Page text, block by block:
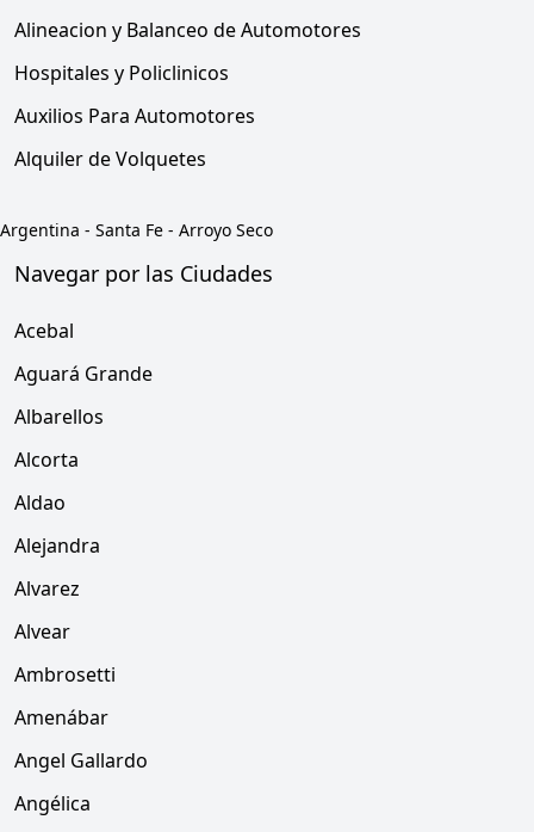
Alineacion y Balanceo de Automotores
Hospitales y Policlinicos
Auxilios Para Automotores
Alquiler de Volquetes
Argentina - Santa Fe - Arroyo Seco
Navegar por las Ciudades
Acebal
Aguará Grande
Albarellos
Alcorta
Aldao
Alejandra
Alvarez
Alvear
Ambrosetti
Amenábar
Angel Gallardo
Angélica